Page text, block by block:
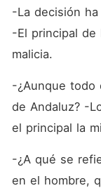
-La decisión
-El principal de
malicia.
-¿Aunque todo
de Andaluz? -
el principal la
-¿A qué se
en el hombre,